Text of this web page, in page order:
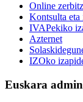
Online
Kontsulta
IVAPekiko
Azternet
IZOko
Euskara